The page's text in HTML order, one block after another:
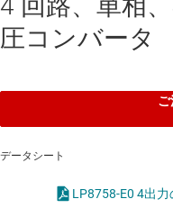
4 回路、単相
圧コンバータ
データシート
LP8758-E0 4出